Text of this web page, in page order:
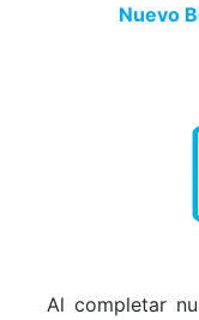
Nuevo
Al completar